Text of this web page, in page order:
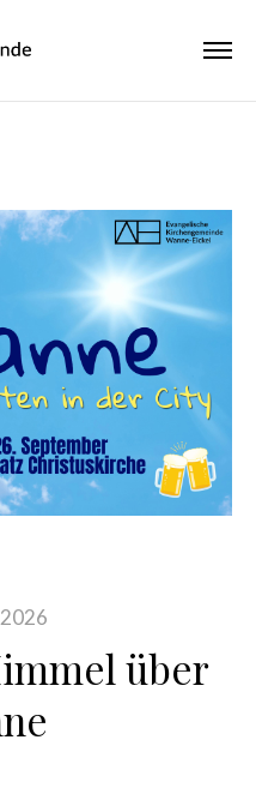
über